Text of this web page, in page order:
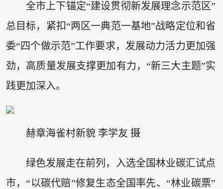
全市上下锚定“建设贯彻新发展理念示范区”
总目标，紧扣“两区一典范一基地”战略定位和省
委“四个做示范”工作要求，发展动力活力更加强
劲，高质量发展支撑更加有力，“新三大主题”实
践更加深入。
赫章海雀村新貌 李学友 摄
绿色发展走在前列，入选全国林业碳汇试点
市，“以碳代赔”修复生态全国率先、“林业碳票”